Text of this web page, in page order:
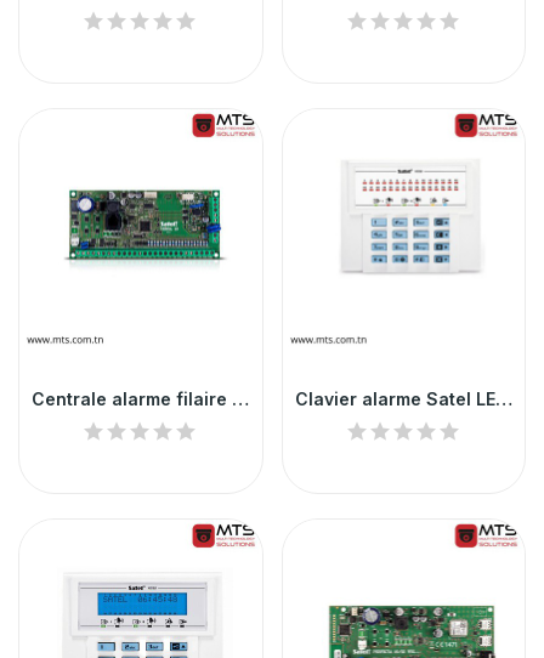
Centrale alarme filaire 10 zones Satel Clavier alarme Satel LED – central Versa